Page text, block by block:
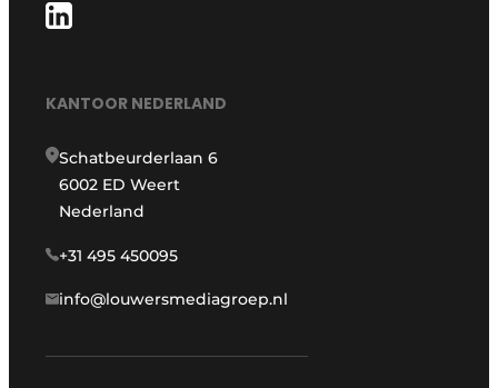
KANTOOR NEDERLAND
Schatbeurderlaan 6
6002 ED Weert
Nederland
+31 495 450095
info@louwersmediagroep.nl